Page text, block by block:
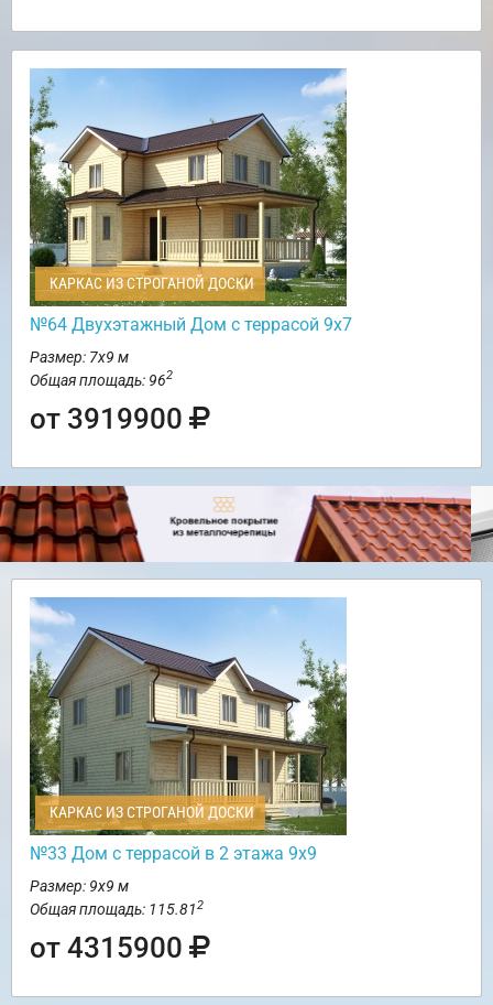
КАРКАС ИЗ СТРОГАНОЙ ДОСКИ
№64 Двухэтажный Дом с террасой 9х7
Размер: 7х9 м
Общая площадь: 962
от 3919900
КАРКАС ИЗ СТРОГАНОЙ ДОСКИ
№33 Дом с террасой в 2 этажа 9х9
Размер: 9х9 м
Общая площадь: 115.812
от 4315900